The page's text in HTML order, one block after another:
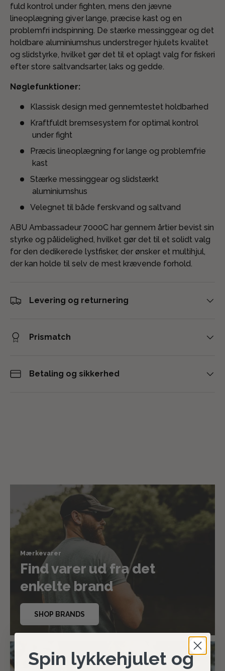
fuld kontrol under fighten, mens den jævne
lineoplægning giver lange, præcise kast og en
problemfri indspinning. De stærke messinggear og det
holdbare aluminiumshus understreger hjulets kvalitet
og slidstyrke, hvilket gør det til et oplagt valg for fiskeri
efter store saltvandsarter, laks og gedde.
Nøglefunktioner:
Klassisk design med gennemtestet holdbarhed
Kraftfuldt bremsesystem for optimal kontrol
under fight
Præcis lineoplægning for lange og problemfrie
kast
Stærke messinggear og slidstærkt
aluminiumshus
Velegnet til både ferskvand og saltvand
ABU Ambassadeur 7000C har gennem årtier bevist sin
styrke og pålidelighed, hvilket gør det til et solidt valg
for den dedikerede lystfisker, der ønsker et multihjul,
der kan holde til selv de mest krævende forhold.
Levering og returnering
Prismatch
Betaling og sikkerhed
Mærkevarer
Find varer ud fra det
enkelte brand
SHOP BRANDS
Spin lykkehjulet og